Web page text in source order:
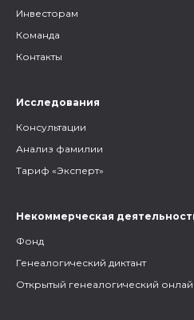
Инвесторам
Команда
Контакты
Исследования
Консультации
Анализ фамилии
Тариф «Эксперт»
Некоммерческая
Фонд
Генеалогический диктант
Открытый генеалогический